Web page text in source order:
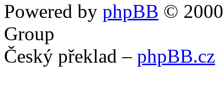
Powered by phpBB ©
Group
Český překlad – phpBB.cz